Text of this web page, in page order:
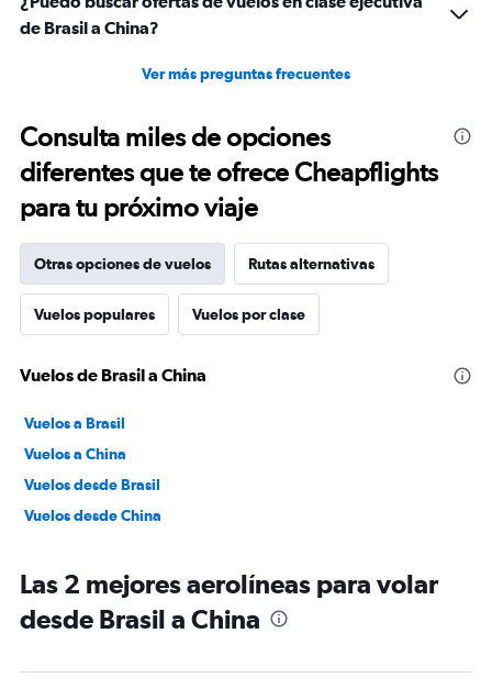
de Brasil a China?
Ver más preguntas frecuentes
Consulta miles de opciones
diferentes que te ofrece Cheapflights
para tu próximo viaje
Otras opciones de vuelos Rutas alternativas
Vuelos populares Vuelos por clase
Vuelos de Brasil a China
Vuelos a Brasil
Vuelos a China
Vuelos desde Brasil
Vuelos desde China
Las 2 mejores aerolíneas para volar
desde Brasil a China